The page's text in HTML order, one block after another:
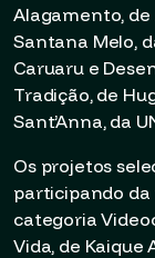
Alagamento, de
Santana Melo,
Caruaru e
Tradição, de
Sant’Anna, da
Os projetos
participando
categoria
Vida, de Kaique